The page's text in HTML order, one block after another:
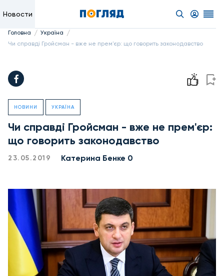
Новости
Головна / Україна /
Чи справді Гройсман - вже не прем'єр: що говорить законодавство
НОВИНИ УКРАЇНА
Чи справді Гройсман - вже не прем'єр:
що говорить законодавство
23.05.2019 Катерина Бенке 0